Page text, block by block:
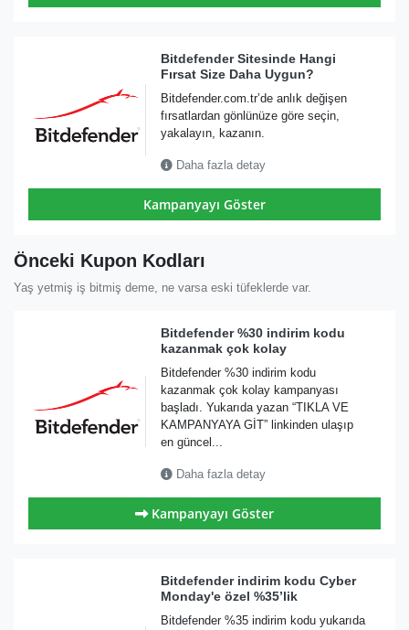
Bitdefender Sitesinde Hangi
Fırsat Size Daha Uygun?
Bitdefender.com.tr’de anlık değişen
fırsatlardan gönlünüze göre seçin,
yakalayın, kazanın.
Daha fazla detay
Kampanyayı Göster
Önceki Kupon Kodları
Yaş yetmiş iş bitmiş deme, ne varsa eski tüfeklerde var.
Bitdefender %30 indirim kodu
kazanmak çok kolay
Bitdefender %30 indirim kodu
kazanmak çok kolay kampanyası
başladı. Yukarıda yazan “TIKLA VE
KAMPANYAYA GİT” linkinden ulaşıp
en güncel...
Daha fazla detay
Kampanyayı Göster
Bitdefender indirim kodu Cyber
Monday'e özel %35’lik
Bitdefender %35 indirim kodu yukarıda